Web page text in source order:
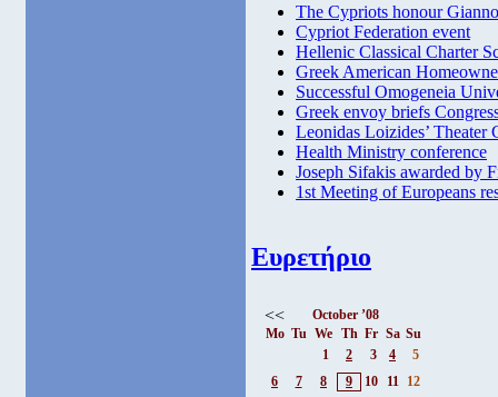
The Cypriots honour
Cypriot Federation event
Hellenic Classical Charter
Greek American
Successful Omogeneia
Greek envoy briefs
Leonidas Loizides’ Theater
Health Ministry conference
Joseph Sifakis awarded by
1st Meeting of Europeans
Ευρετήριο
<<
October ’08
Mo Tu We Th Fr Sa Su
1
2 3 4
5
6
7 8 9 10 11
12